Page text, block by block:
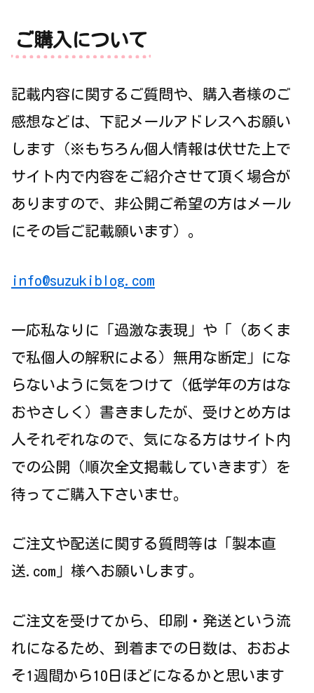
ご購入について
記載内容に関するご質問や、購入者様のご
感想などは、下記メールアドレスへお願い
します（※もちろん個人情報は伏せた上で
サイト内で内容をご紹介させて頂く場合が
ありますので、非公開ご希望の方はメール
にその旨ご記載願います）。
info@suzukiblog.com
一応私なりに「過激な表現」や「（あくま
で私個人の解釈による）無用な断定」にな
らないように気をつけて（低学年の方はな
おやさしく）書きましたが、受けとめ方は
人それぞれなので、気になる方はサイト内
での公開（順次全文掲載していきます）を
待ってご購入下さいませ。
ご注文や配送に関する質問等は「製本直
送.com」様へお願いします。
ご注文を受けてから、印刷・発送という流
れになるため、到着までの日数は、おおよ
そ1週間から10日ほどになるかと思います